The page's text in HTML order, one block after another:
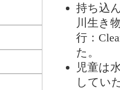
持ち込
川生き
行：
た。
児童は
してい